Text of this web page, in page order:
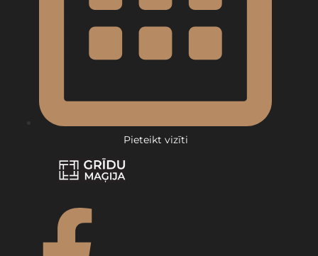
Pieteikt vizīti